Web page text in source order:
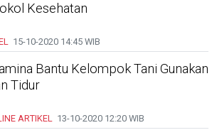
Kesehatan
15-10-2020 14:45 WIB
Bantu Kelompok Tani Gunakan
Tidur
ARTIKEL 13-10-2020 12:20 WIB